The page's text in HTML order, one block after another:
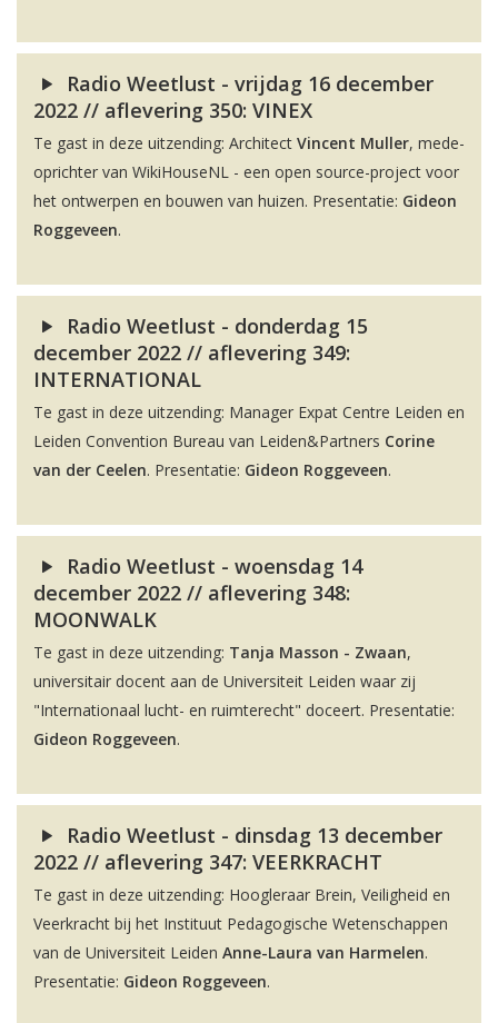
Radio Weetlust - vrijdag 16 december
2022 // aflevering 350: VINEX
Te gast in deze uitzending: Architect Vincent Muller, mede-
oprichter van WikiHouseNL - een open source-project voor
het ontwerpen en bouwen van huizen. Presentatie: Gideon
Roggeveen.
Radio Weetlust - donderdag 15
december 2022 // aflevering 349:
INTERNATIONAL
Te gast in deze uitzending: Manager Expat Centre Leiden en
Leiden Convention Bureau van Leiden&Partners Corine
van der Ceelen. Presentatie: Gideon Roggeveen.
Radio Weetlust - woensdag 14
december 2022 // aflevering 348:
MOONWALK
Te gast in deze uitzending: Tanja Masson - Zwaan,
universitair docent aan de Universiteit Leiden waar zij
"Internationaal lucht- en ruimterecht" doceert. Presentatie:
Gideon Roggeveen.
Radio Weetlust - dinsdag 13 december
2022 // aflevering 347: VEERKRACHT
Te gast in deze uitzending: Hoogleraar Brein, Veiligheid en
Veerkracht bij het Instituut Pedagogische Wetenschappen
van de Universiteit Leiden Anne-Laura van Harmelen.
Presentatie: Gideon Roggeveen.